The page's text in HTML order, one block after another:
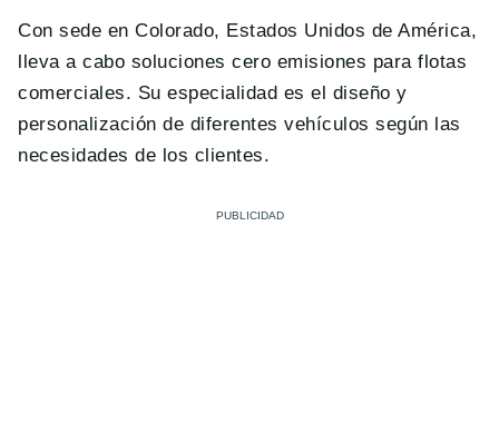
Con sede en Colorado, Estados Unidos de América,
lleva a cabo soluciones cero emisiones para flotas
comerciales. Su especialidad es el diseño y
personalización de diferentes vehículos según las
necesidades de los clientes.